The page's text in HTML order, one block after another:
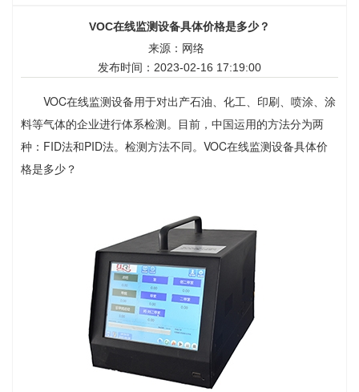
VOC在线监测设备具体价格是多少？
来源：网络
发布时间：2023-02-16 17:19:00
VOC在线监测设备用于对出产石油、化工、印刷、喷涂、涂
料等气体的企业进行体系检测。目前，中国运用的方法分为两
种：FID法和PID法。检测方法不同。VOC在线监测设备具体价
格是多少？